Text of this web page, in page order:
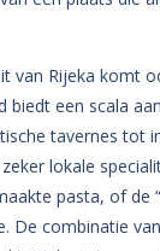
van Rijeka komt
biedt een scala
tavernes tot
lokale
pasta, of de
De combinatie